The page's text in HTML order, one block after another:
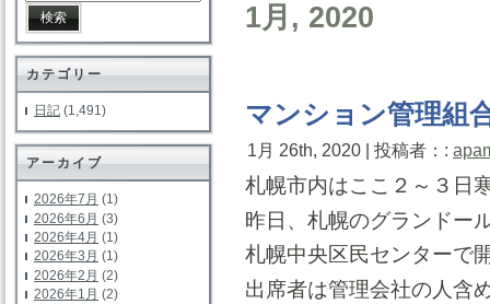
カテゴリー
日記 (1,491)
アーカイブ
2026年7月 (1)
2026年6月 (3)
2026年4月 (1)
2026年3月 (1)
2026年2月 (2)
2026年1月 (2)
1月, 2020
マンション管理組
1月 26th, 2020 | 投稿者：:
札幌市内はここ２～３日
昨日、札幌のグランドー
札幌中央区民センターで
出席者は管理会社の人含